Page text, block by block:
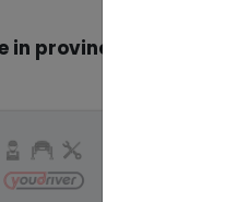
in provincia